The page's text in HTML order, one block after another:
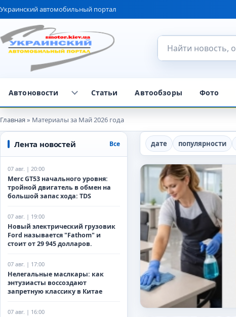
Украинский автомобильный портал
Поиск по сайту
Автоновости Статьи Автообзоры Фото
Главная» Материалы за Май 2026 года
дате популярности
Лента новостей Все
07 авг. | 20:00
Merc GT53 начального уровня:
тройной двигатель в обмен на
большой запас хода: TDS
07 авг. | 19:00
Новый электрический грузовик
Ford называется "Fathom" и
стоит от 29 945 долларов.
07 авг. | 17:00
Нелегальные маслкары: как
энтузиасты воссоздают
запретную классику в Китае
07 авг. | 16:00